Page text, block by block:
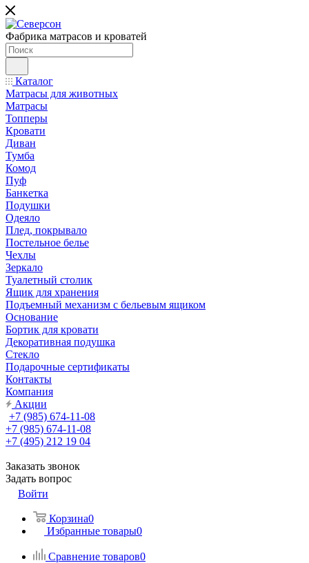
Фабрика матрасов и кроватей
Каталог
Матрасы для животных
Матрасы
Топперы
Кровати
Диван
Тумба
Комод
Пуф
Банкетка
Подушки
Одеяло
Плед, покрывало
Постельное белье
Чехлы
Зеркало
Туалетный столик
Ящик для хранения
Подъемный механизм с бельевым ящиком
Основание
Бортик для кровати
Декоративная подушка
Стекло
Подарочные сертификаты
Контакты
Компания
Акции
+7 (985) 674-11-08
+7 (985) 674-11-08
+7 (495) 212 19 04
Заказать звонок
Задать вопрос
Войти
Корзина0
Избранные товары0
Сравнение товаров0